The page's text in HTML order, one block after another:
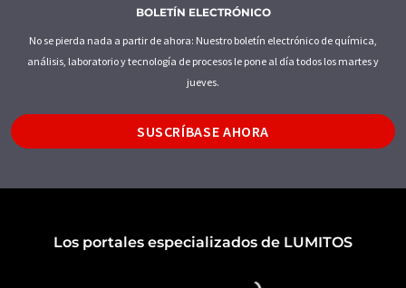
BOLETÍN ELECTRÓNICO
No se pierda nada a partir de ahora: Nuestro boletín electrónico de química,
análisis, laboratorio y tecnología de procesos le pone al día todos los martes y
jueves.
SUSCRÍBASE AHORA
Los portales especializados de LUMITOS